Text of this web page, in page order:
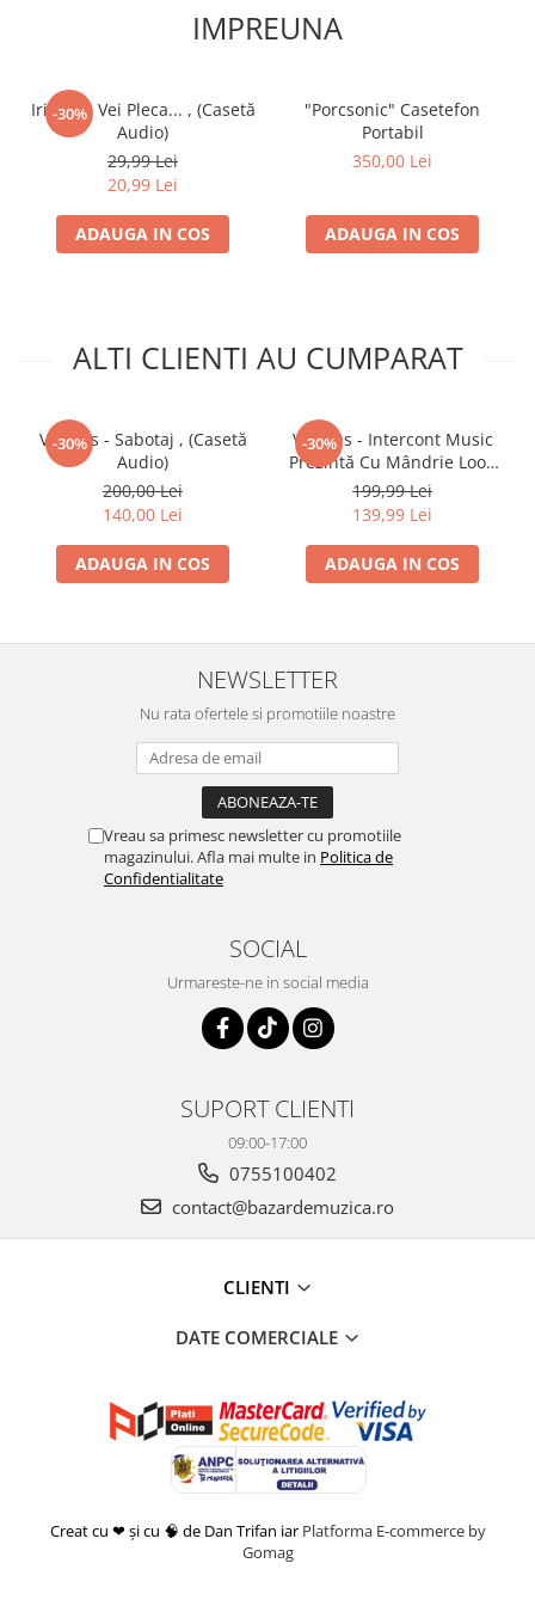
IMPREUNA
-30%
Iris - De Vei Pleca... , (Casetă
Audio)
29,99 Lei
20,99 Lei
ADAUGA IN COS
"Porcsonic" Casetefon
Portabil
350,00 Lei
ADAUGA IN COS
ALTI CLIENTI AU CUMPARAT
-30%
Various - Sabotaj , (Casetă
Audio)
200,00 Lei
140,00 Lei
ADAUGA IN COS
-30%
Various - Intercont Music
Prezintă Cu Mândrie Loop
Records , (Casetă Audio)
199,99 Lei
139,99 Lei
ADAUGA IN COS
NEWSLETTER
Nu rata ofertele si promotiile noastre
Vreau sa primesc newsletter cu promotiile
magazinului. Afla mai multe in Politica de
Confidentialitate
SOCIAL
Urmareste-ne in social media
SUPORT CLIENTI
09:00-17:00
0755100402
contact@bazardemuzica.ro
CLIENTI
DATE COMERCIALE
Creat cu ❤ și cu 🧠 de Dan Trifan iar Platforma E-commerce by
Gomag